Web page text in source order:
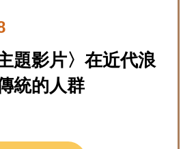
題影片〉在近代浪
統的人群